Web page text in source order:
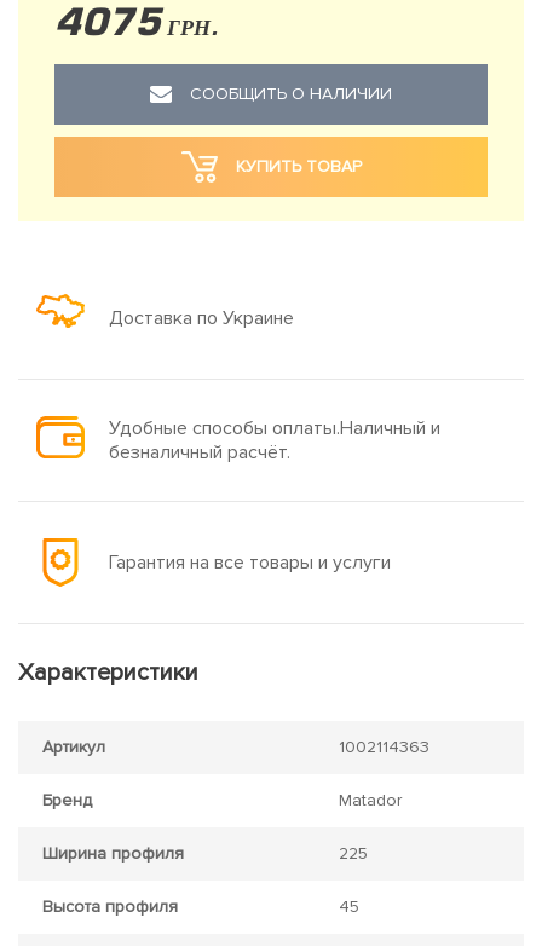
4075 ГРН.
СООБЩИТЬ О НАЛИЧИИ
КУПИТЬ ТОВАР
Доставка по Украине
Удобные способы оплаты.Наличный и
безналичный расчёт.
Гарантия на все товары и услуги
Характеристики
Артикул 1002114363
Бренд Matador
Ширина профиля 225
Высота профиля 45